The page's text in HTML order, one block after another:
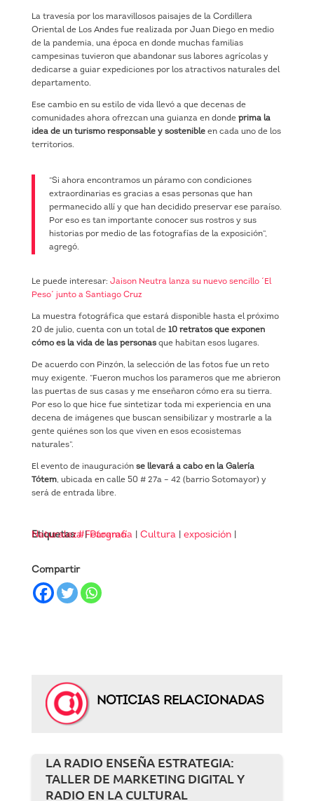
La travesía por los maravillosos paisajes de la Cordillera
Oriental de Los Andes fue realizada por Juan Diego en medio
de la pandemia, una época en donde muchas familias
campesinas tuvieron que abandonar sus labores agrícolas y
dedicarse a guiar expediciones por los atractivos naturales del
departamento.
Ese cambio en su estilo de vida llevó a que decenas de
comunidades ahora ofrezcan una guianza en donde prima la
idea de un turismo responsable y sostenibleen cada uno de los
territorios.
“Si ahora encontramos un páramo con condiciones
extraordinarias es gracias a esas personas que han
permanecido allí y que han decidido preservar ese paraíso.
Por eso es tan importante conocer sus rostros y sus
historias por medio de las fotografías de la exposición”,
agregó.
Le puede interesar: Jaison Neutra lanza su nuevo sencillo ´El
Peso´ junto a Santiago Cruz
La muestra fotográfica que estará disponible hasta el próximo
20 de julio, cuenta con un total de 10 retratos que exponen
cómo es la vida de las personasque habitan esos lugares.
De acuerdo con Pinzón, la selección de las fotos fue un reto
muy exigente. “Fueron muchos los parameros que me abrieron
las puertas de sus casas y me enseñaron cómo era su tierra.
Por eso lo que hice fue sintetizar toda mi experiencia en una
decena de imágenes que buscan sensibilizar y mostrarle a la
gente quiénes son los que viven en esos ecosistemas
naturales”.
El evento de inauguraciónse llevará a cabo en la Galería
Tótem, ubicada en calle 50 # 27a – 42 (barrio Sotomayor) y
será de entrada libre.
Etiquetas#Fotografía| Cultura| exposición|
Naturaleza|Páramo
Compartir
NOTICIAS RELACIONADAS
LA RADIO ENSEÑA ESTRATEGIA:
TALLER DE MARKETING DIGITAL Y
RADIO EN LA CULTURAL